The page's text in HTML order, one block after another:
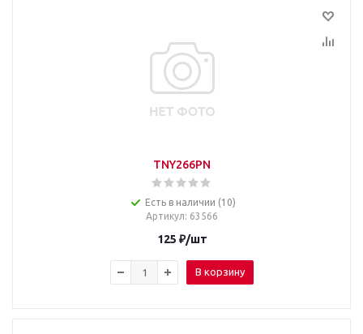
TNY266PN
Есть в наличии (10)
Артикул: 63566
125 ₽/шт
В корзину